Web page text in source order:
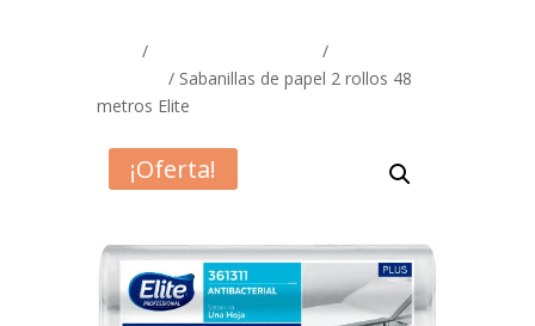
/ /
/ Sabanillas de papel 2 rollos 48
metros Elite
¡Oferta!